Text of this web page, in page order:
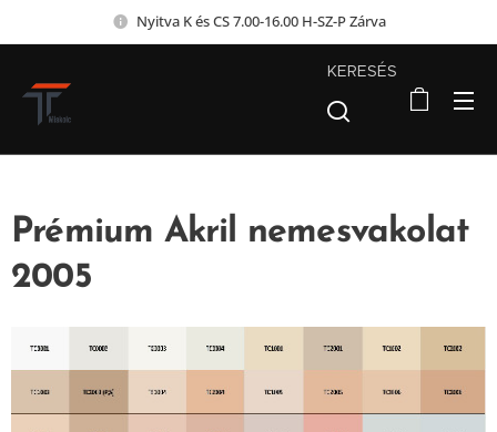
Nyitva K és CS 7.00-16.00 H-SZ-P Zárva
KERESÉS
Prémium Akril nemesvakolat
2005